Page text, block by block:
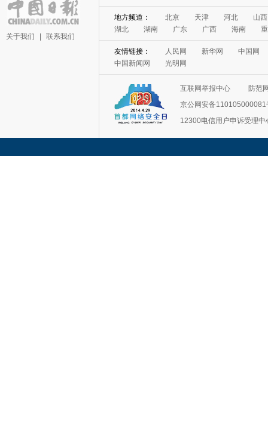
关于我们 联系我们
地方频道： 北京 天津 河北
山西
湖北
湖南 广东 广西 海南
友情链接： 人民网 新华网
中国网
中国新闻网
光明网
互联网举报中心
防范
京公网安备110105000081
12300电信用户申诉受理中